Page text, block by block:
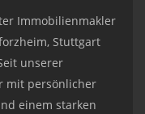
Immobilienmakler
Stuttgart
unserer
mit persönlicher
einem starken